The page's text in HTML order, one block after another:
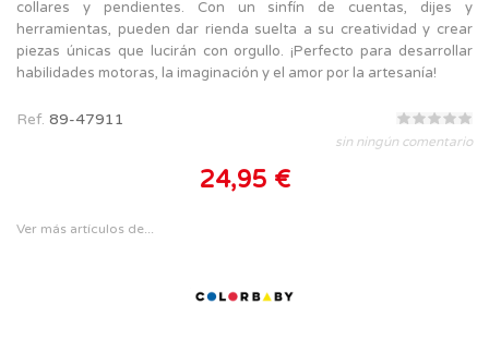
collares y pendientes. Con un sinfín de cuentas, dijes y
herramientas, pueden dar rienda suelta a su creatividad y crear
piezas únicas que lucirán con orgullo. ¡Perfecto para desarrollar
habilidades motoras, la imaginación y el amor por la artesanía!
Ref. 89-47911
sin ningún comentario
24,95 €
Ver más artículos de...